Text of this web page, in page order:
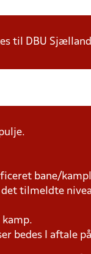
til DBU
bane/
tilmeldte
kamp.
bedes I aftale